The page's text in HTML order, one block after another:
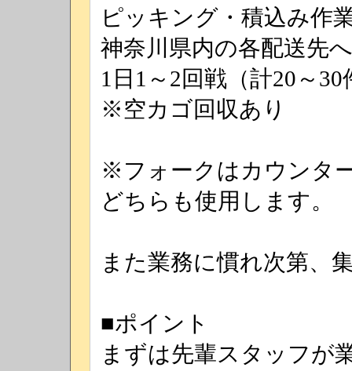
ピッキング・積込み作
神奈川県内の各配送先へ
1日1～2回戦（計20～
※空カゴ回収あり
※フォークはカウンタ
どちらも使用します。
また業務に慣れ次第、
■ポイント
まずは先輩スタッフが